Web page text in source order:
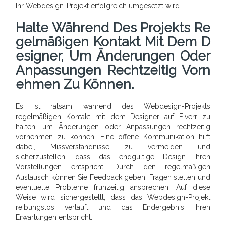
Ihr Webdesign-Projekt erfolgreich umgesetzt wird.
Halte Während Des Projekts Re
Gelmäßigen Kontakt Mit Dem D
Esigner, Um Änderungen Oder
Anpassungen Rechtzeitig Vorn
Ehmen Zu Können.
Es ist ratsam, während des Webdesign-Projekts
regelmäßigen Kontakt mit dem Designer auf Fiverr zu
halten, um Änderungen oder Anpassungen rechtzeitig
vornehmen zu können. Eine offene Kommunikation hilft
dabei, Missverständnisse zu vermeiden und
sicherzustellen, dass das endgültige Design Ihren
Vorstellungen entspricht. Durch den regelmäßigen
Austausch können Sie Feedback geben, Fragen stellen und
eventuelle Probleme frühzeitig ansprechen. Auf diese
Weise wird sichergestellt, dass das Webdesign-Projekt
reibungslos verläuft und das Endergebnis Ihren
Erwartungen entspricht.